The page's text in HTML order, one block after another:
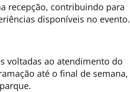
recepção, contribuindo para
disponíveis no evento.
voltadas ao atendimento do
até o final de semana,